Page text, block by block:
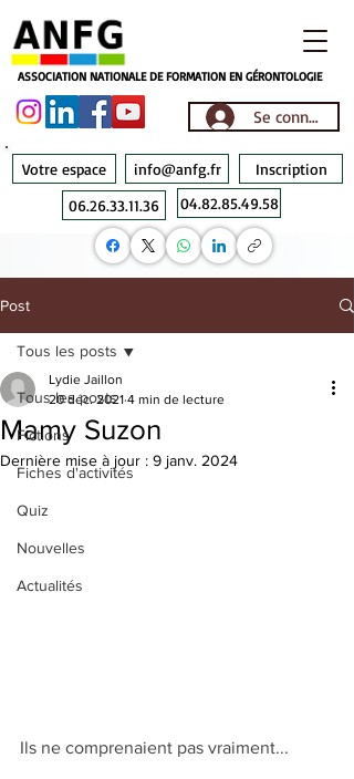
ASSOCIATION NATIONALE DE FORMATION EN GÉRONTOLOGIE
Se connecter
Votre espace info@anfg.fr
Inscription
06.26.33.11.36
04.82.85.49.58
Post
Tous les posts
Fictions
Fiches d'activités
Quiz
Nouvelles
Actualités
Tous les posts
Mamy Suzon
Lydie Jaillon
20 déc. 2021 4 min de lecture
Dernière mise à jour : 9 janv. 2024
Ils ne comprenaient pas vraiment...